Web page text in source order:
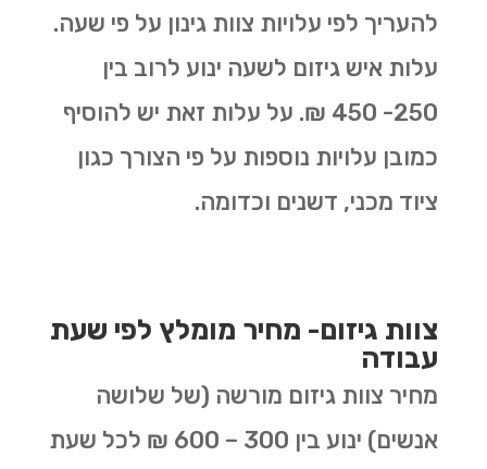
להעריך לפי עלויות צוות גינון על פי שעה.
עלות איש גיזום לשעה ינוע לרוב בין
250- 450 ₪. על עלות זאת יש להוסיף
כמובן עלויות נוספות על פי הצורך כגון
ציוד מכני, דשנים וכדומה.
צוות גיזום- מחיר מומלץ לפי שעת
עבודה
מחיר צוות גיזום מורשה (של שלושה
אנשים) ינוע בין 300 – 600 ₪ לכל שעת